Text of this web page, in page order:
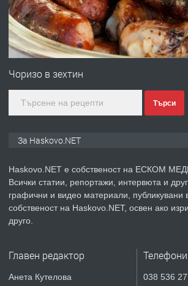
ПРЕДЛАГА
№4120 Магазин/
ПРЕДЛАГА
Продавам парцел в
Чоризо в зехтин
Търси
За Haskovo.NET
Haskovo.NET е собственост на ЕСКОМ
Всички статии, репортажи, интервюта и
графични и видео материали, публикувани
собственост на Haskovo.NET, освен ако
друго.
Главен редактор
Анета Кутелова
Телефони
038 536